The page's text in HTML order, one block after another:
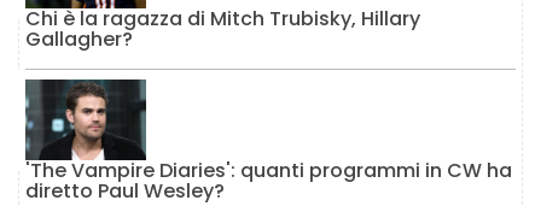
Chi è la ragazza di Mitch Trubisky, Hillary
Gallagher?
'The Vampire Diaries': quanti programmi in CW ha
diretto Paul Wesley?